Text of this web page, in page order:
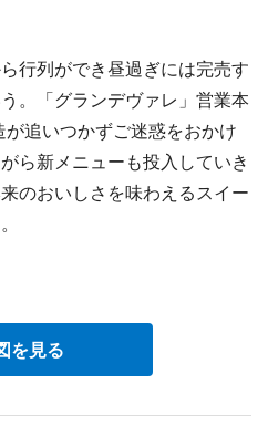
行列ができ昼過ぎには完売す
。「グランデヴァレ」営業本
追いつかずご迷惑をおかけ
ら新メニューも投入していき
のおいしさを味わえるスイー
を見る